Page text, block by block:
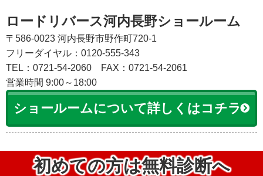
ロードリバース河内長野ショールーム
〒586-0023 河内長野市野作町720-1
フリーダイヤル：0120-555-343
TEL：0721-54-2060
FAX：0721-54-2061
営業時間 9:00～18:00
ショールームについて詳しくはコチラ
初めての方は無料診断へ